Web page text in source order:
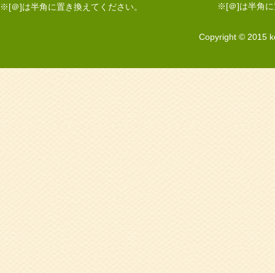
※[＠]は半角に置き換えてください。
※[＠]は半角に
Copyright © 2015